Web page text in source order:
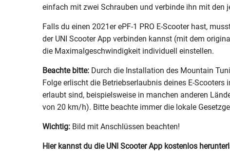
einfach mit zwei Schrauben und verbinde ihn mit den
Falls du einen 2021er ePF-1 PRO E-Scooter hast,
der UNI Scooter App verbinden kannst (mit dem
die Maximalgeschwindigkeit individuell einstellen.
Beachte bitte: Durch die Installation des Mountain
Folge erlischt die Betriebserlaubnis deines E-
erlaubt sind, beispielsweise in manchen anderen
von 20 km/h). Bitte beachte immer die lokale
Wichtig: Bild mit Anschlüssen beachten!
Hier kannst du die UNI Scooter App kostenlos